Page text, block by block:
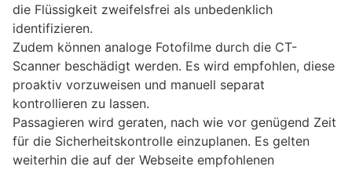
die Flüssigkeit zweifelsfrei als unbedenklich
identifizieren.
Zudem können analoge Fotofilme durch die CT-
Scanner beschädigt werden. Es wird empfohlen, diese
proaktiv vorzuweisen und manuell separat
kontrollieren zu lassen.
Passagieren wird geraten, nach wie vor genügend Zeit
für die Sicherheitskontrolle einzuplanen. Es gelten
weiterhin die auf der Webseite empfohlenen